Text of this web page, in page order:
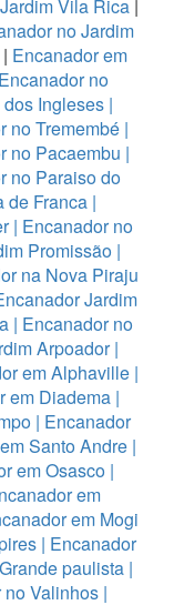
Vila Rica|
no Jardim
| Encanador em
Encanador no
Ingleses |
no Tremembé|
no Pacaembu |
no Paraiso do
de Franca |
| Encanador no
Promissão |
na Nova Piraju
Jardim
| Encanador no
Arpoador|
em Alphaville |
em Diadema|
| Encanador
Santo Andre |
em Osasco |
em
em Mogi
| Encanador
paulista |
Valinhos |